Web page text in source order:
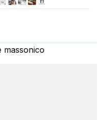
massonico